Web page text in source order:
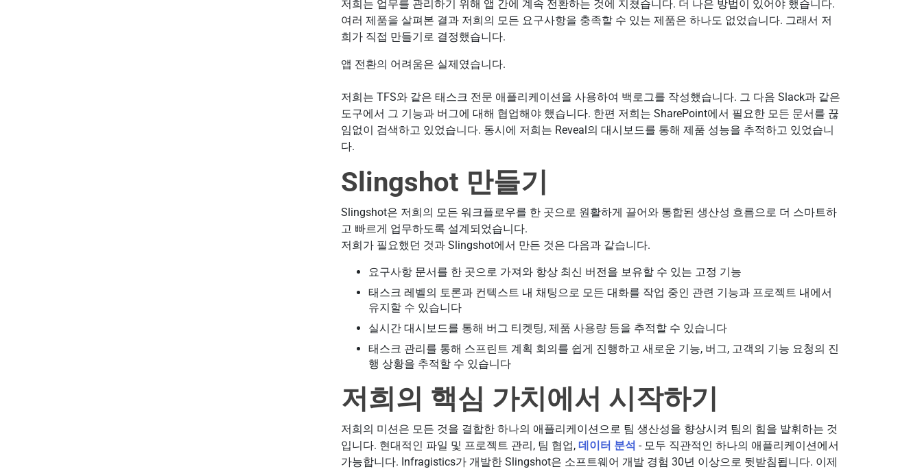
저희는 업무를 관리하기 위해 앱 간에 계속 전환하는 것에 지쳤습니다. 더 나은 방법이 있어야 했습니다.
여러 제품을 살펴본 결과 저희의 모든 요구사항을 충족할 수 있는 제품은 하나도 없었습니다. 그래서 저
희가 직접 만들기로 결정했습니다.
앱 전환의 어려움은 실제였습니다.
저희는 TFS와 같은 태스크 전문 애플리케이션을 사용하여 백로그를 작성했습니다. 그 다음 Slack과 같은
도구에서 그 기능과 버그에 대해 협업해야 했습니다. 한편 저희는 SharePoint에서 필요한 모든 문서를 끊
임없이 검색하고 있었습니다. 동시에 저희는 Reveal의 대시보드를 통해 제품 성능을 추적하고 있었습니
다.
Slingshot 만들기
Slingshot은 저희의 모든 워크플로우를 한 곳으로 원활하게 끌어와 통합된 생산성 흐름으로 더 스마트하
고 빠르게 업무하도록 설계되었습니다.
저희가 필요했던 것과 Slingshot에서 만든 것은 다음과 같습니다.
요구사항 문서를 한 곳으로 가져와 항상 최신 버전을 보유할 수 있는 고정 기능
태스크 레벨의 토론과 컨텍스트 내 채팅으로 모든 대화를 작업 중인 관련 기능과 프로젝트 내에서
유지할 수 있습니다
실시간 대시보드를 통해 버그 티켓팅, 제품 사용량 등을 추적할 수 있습니다
태스크 관리를 통해 스프린트 계획 회의를 쉽게 진행하고 새로운 기능, 버그, 고객의 기능 요청의 진
행 상황을 추적할 수 있습니다
저희의 핵심 가치에서 시작하기
저희의 미션은 모든 것을 결합한 하나의 애플리케이션으로 팀 생산성을 향상시켜 팀의 힘을 발휘하는 것
입니다. 현대적인 파일 및 프로젝트 관리, 팀 협업,데이터 분석 - 모두 직관적인 하나의 애플리케이션에서
가능합니다. Infragistics가 개발한 Slingshot은 소프트웨어 개발 경험 30년 이상으로 뒷받침됩니다. 이제